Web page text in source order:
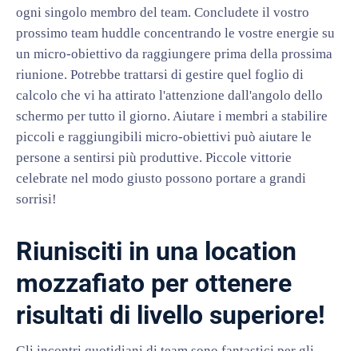
ogni singolo membro del team. Concludete il vostro
prossimo team huddle concentrando le vostre energie su
un micro-obiettivo da raggiungere prima della prossima
riunione. Potrebbe trattarsi di gestire quel foglio di
calcolo che vi ha attirato l'attenzione dall'angolo dello
schermo per tutto il giorno. Aiutare i membri a stabilire
piccoli e raggiungibili micro-obiettivi può aiutare le
persone a sentirsi più produttive. Piccole vittorie
celebrate nel modo giusto possono portare a grandi
sorrisi!
Riunisciti in una location
mozzafiato per ottenere
risultati di livello superiore!